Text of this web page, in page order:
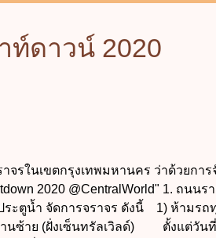
ท์ดาวน์ 2020
จรในเขตกรุงเทพมหานคร ว่าด้วยการ
2020 @CentralWorld" 1. ถนนร
ระตูน้ำ จัดการจราจร ดังนี้ 1) ห้ามรถ
านซ้าย (ฝั่งเซ็นทรัลเวิลด์) ตั้งแต่วัน